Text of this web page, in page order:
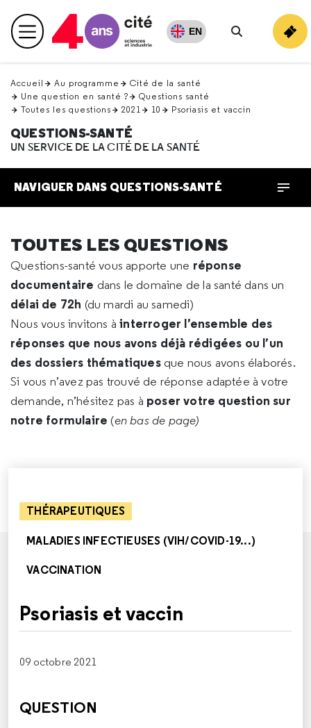
en
haut Menu principal EN
Rechercher
Accueil Au programme
Cité de la santé
Une question en santé ?
Questions santé
Toutes les questions
2021 10 Psoriasis et vaccin
QUESTIONS-SANTÉ
UN SERVICE DE LA CITÉ DE LA SANTÉ
NAVIGUER DANS QUESTIONS-SANTÉ
TOUTES LES QUESTIONS
Questions-santé vous apporte une réponse
documentaire dans le domaine de la santé dans un
délai de 72h (du mardi au samedi)
Nous vous invitons àinterroger l’ensemble des
réponses que nous avons déjà rédigées ou l’un
des dossiers thématiques que nous avons élaborés.
Si vous n’avez pas trouvé de réponse adaptée à votre
demande, n’hésitez pas à poser votre question sur
notre formulaire (en bas de page)
THÉRAPEUTIQUES
MALADIES INFECTIEUSES (VIH/COVID-19...)
VACCINATION
Psoriasis et vaccin
09 octobre 2021
QUESTION